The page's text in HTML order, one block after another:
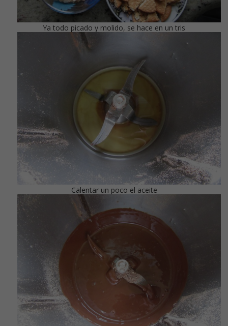
Ya todo picado y molido, se hace en un tris
Calentar un poco el aceite